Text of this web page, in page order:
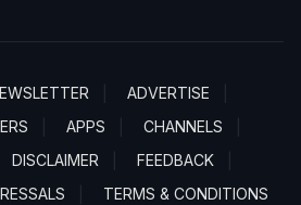
ADVERTISE
APPS
CHANNELS
DISCLAIMER
FEEDBACK
TERMS & CONDITIONS